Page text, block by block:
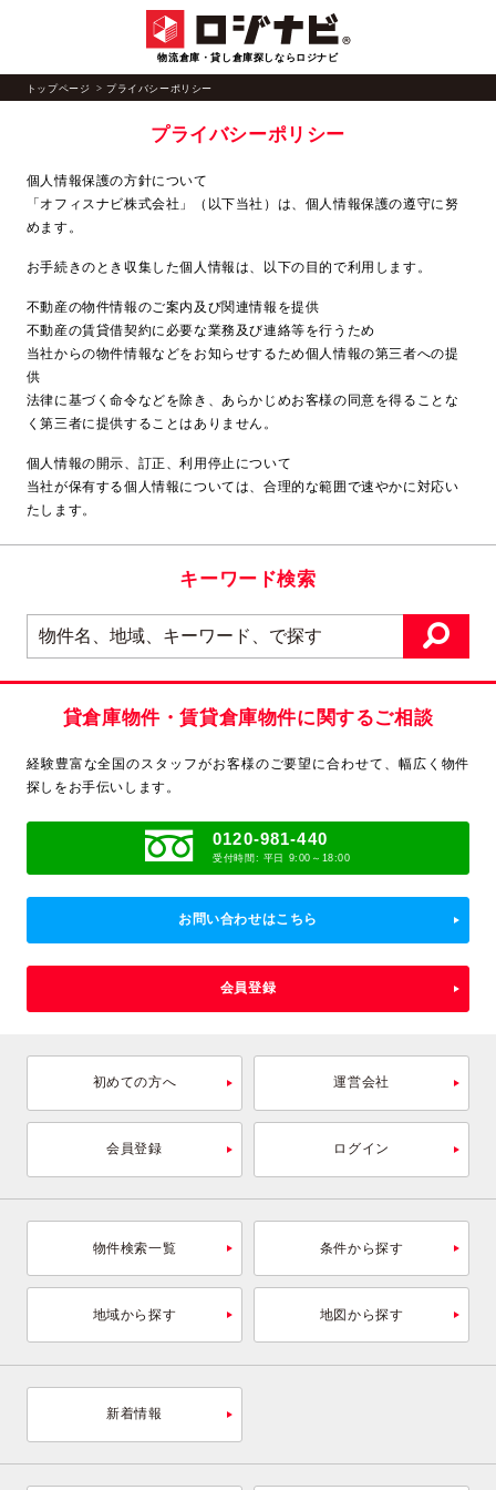
物流倉庫・貸し倉庫探しならロジナビ
トップページ プライバシーポリシー
プライバシーポリシー
個人情報保護の方針について
「オフィスナビ株式会社」（以下当社）は、個人情報保護の遵守に努
めます。
お手続きのとき収集した個人情報は、以下の目的で利用します。
不動産の物件情報のご案内及び関連情報を提供
不動産の賃貸借契約に必要な業務及び連絡等を行うため
当社からの物件情報などをお知らせするため個人情報の第三者への提
供
法律に基づく命令などを除き、あらかじめお客様の同意を得ることな
く第三者に提供することはありません。
個人情報の開示、訂正、利用停止について
当社が保有する個人情報については、合理的な範囲で速やかに対応い
たします。
キーワード検索
貸倉庫物件・賃貸倉庫物件に関するご相談
経験豊富な全国のスタッフがお客様のご要望に合わせて、 幅広く物件
探しをお手伝いします。
0120-981-440
受付時間: 平日 9:00～18:00
お問い合わせはこちら
会員登録
初めての方へ 運営会社
会員登録 ログイン
物件検索一覧 条件から探す
地域から探す 地図から探す
新着情報